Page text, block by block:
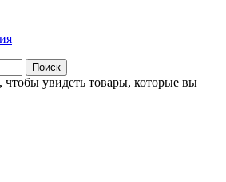
Поиск
чтобы увидеть товары, которые вы